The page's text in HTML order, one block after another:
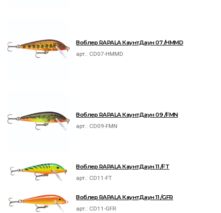
Воблер RAPALA КаунтДаун 07 /HMMD
арт.: CD07-HMMD
Воблер RAPALA КаунтДаун 09 /FMN
арт.: CD09-FMN
Воблер RAPALA КаунтДаун 11 /FT
арт.: CD11-FT
Воблер RAPALA КаунтДаун 11 /GFR
арт.: CD11-GFR